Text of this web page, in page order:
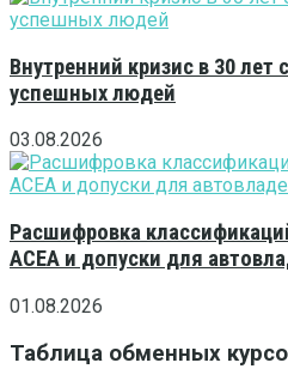
Внутренний кризис в 30 лет
успешных людей
03.08.2026
Расшифровка
ACEA и допуски для
01.08.2026
Таблица обменных